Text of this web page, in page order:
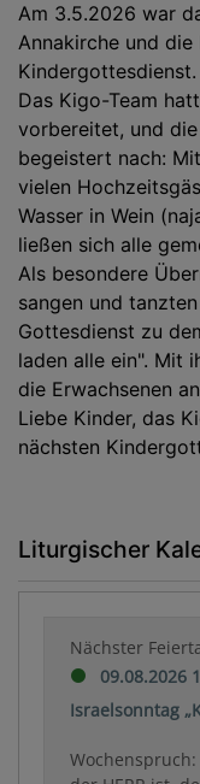
Am 3.5.2026 war
Annakirche und
Kindergottesdienst.
Das Kigo-Team
vorbereitet, und
begeistert nach:
vielen
Wasser in Wein
ließen sich alle
Als besondere
sangen und
Gottesdienst zu
laden alle ein". Mit
die Erwachsenen
Liebe Kinder, das
nächsten
Liturgischer
Nächster
09.08.2026
Israelsonntag